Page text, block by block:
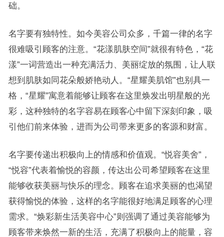
础。
名字要有独特性。如今美容公司众多，千篇一律的名字
很难吸引顾客的注意。“花漾肌肤空间”就很有特色，“花
漾”一词营造出一种充满活力、美丽绽放的氛围，让人联
想到肌肤如同花朵般娇艳动人。“星耀美肌馆”也别具一
格，“星耀”寓意着能够让顾客在这里焕发出明星般的光
彩，这种独特的名字容易在顾客心中留下深刻印象，吸
引他们前来体验，进而为公司带来更多的客源和财富。
名字要传递出积极向上的情感和价值观。“悦容美舍”，
“悦容”代表着愉悦的容颜，传达出公司希望顾客在这里
能够收获美丽与快乐的理念。顾客在追求美丽的也渴望
获得愉悦的体验，这样的名字能很好地满足顾客的心理
需求。“焕彩新生活美容中心”则强调了通过美容能够为
顾客带来焕然一新的生活，充满了积极向上的能量，容